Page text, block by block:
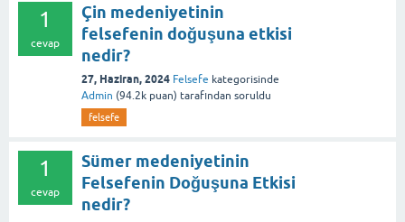
1
cevap
Çin medeniyetinin
felsefenin doğuşuna etkisi
nedir?
27, Haziran, 2024 Felsefe kategorisinde
Admin (94.2k puan) tarafından soruldu
felsefe
1
cevap
Sümer medeniyetinin
Felsefenin Doğuşuna Etkisi
nedir?